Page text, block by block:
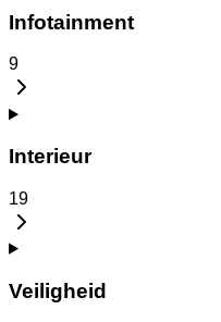
Infotainment
9
Interieur
19
Veiligheid